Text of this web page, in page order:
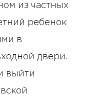
из частных
ребенок
в
двери.
выйти